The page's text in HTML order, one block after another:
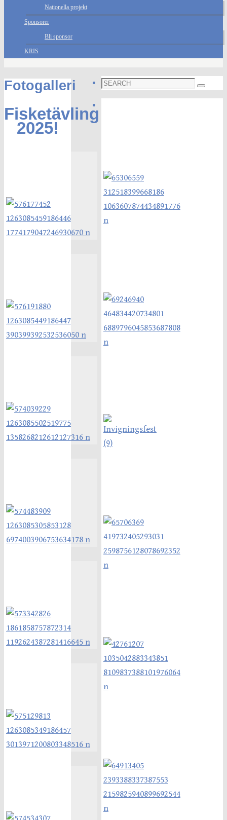
Nationella projekt
Sponsorer
Bli sponsor
KRIS
Fotogalleri
Fisketävling
2025!
Search
for:
Search